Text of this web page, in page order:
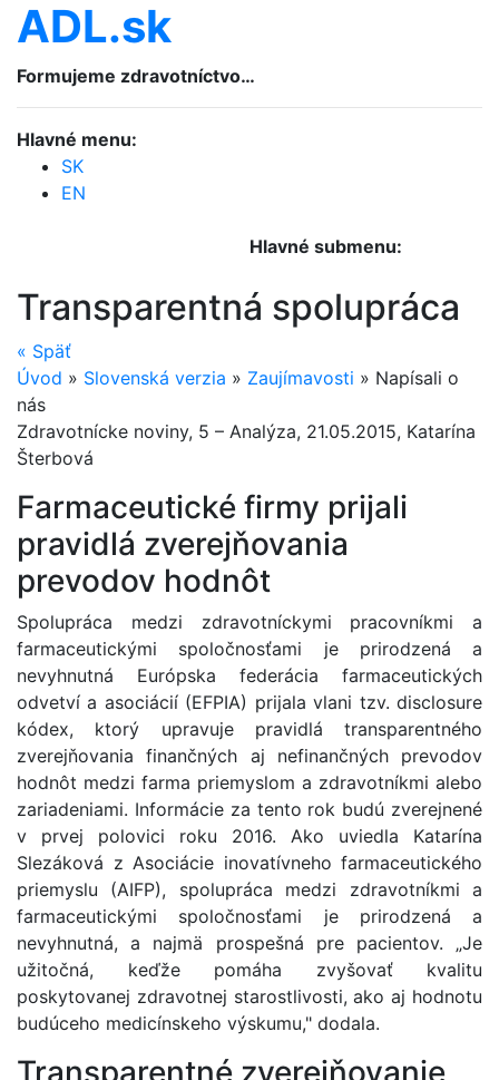
ADL.sk
Formujeme zdravotníctvo…
Hlavné menu:
SK
EN
Hlavné submenu:
Transparentná spolupráca
« Späť
Úvod » Slovenská verzia » Zaujímavosti » Napísali o
nás
Zdravotnícke noviny, 5 – Analýza, 21.05.2015, Katarína
Šterbová
Farmaceutické firmy prijali
pravidlá zverejňovania
prevodov hodnôt
Spolupráca medzi zdravotníckymi pracovníkmi a
farmaceutickými spoločnosťami je prirodzená a
nevyhnutná Európska federácia farmaceutických
odvetví a asociácií (EFPIA) prijala vlani tzv. disclosure
kódex, ktorý upravuje pravidlá transparentného
zverejňovania finančných aj nefinančných prevodov
hodnôt medzi farma priemyslom a zdravotníkmi alebo
zariadeniami. Informácie za tento rok budú zverejnené
v prvej polovici roku 2016. Ako uviedla Katarína
Slezáková z Asociácie inovatívneho farmaceutického
priemyslu (AIFP), spolupráca medzi zdravotníkmi a
farmaceutickými spoločnosťami je prirodzená a
nevyhnutná, a najmä prospešná pre pacientov. „Je
užitočná, keďže pomáha zvyšovať kvalitu
poskytovanej zdravotnej starostlivosti, ako aj hodnotu
budúceho medicínskeho výskumu," dodala.
Transparentné zverejňovanie